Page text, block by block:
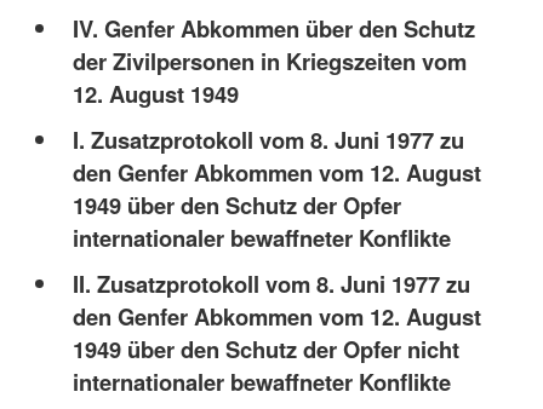
IV. Genfer Abkommen über den Schutz
der Zivilpersonen in Kriegszeiten vom
12. August 1949
I. Zusatzprotokoll vom 8. Juni 1977 zu
den Genfer Abkommen vom 12. August
1949 über den Schutz der Opfer
internationaler bewaffneter Konflikte
II. Zusatzprotokoll vom 8. Juni 1977 zu
den Genfer Abkommen vom 12. August
1949 über den Schutz der Opfer nicht
internationaler bewaffneter Konflikte